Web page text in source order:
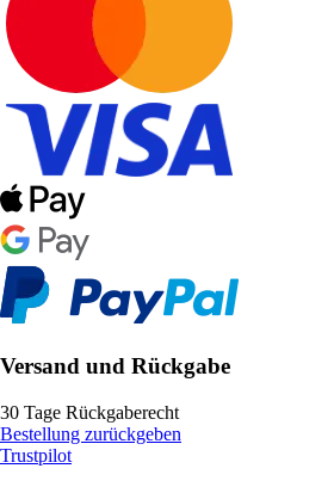
Versand und Rückgabe
30 Tage Rückgaberecht
Bestellung zurückgeben
Trustpilot